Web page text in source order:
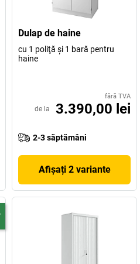
Dulap de haine
cu 1 poliţă şi 1 bară pentru
haine
fără TVA
de la 3.390,00 lei
2-3 săptămâni
Afișați 2 variante